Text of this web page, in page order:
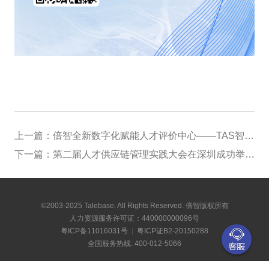
上一篇： 倍智全新数字化赋能人才评价中心——TAS智选7.0，正式发布！
下一篇： 第二届人才供应链管理实践大会在深圳成功举办！大咖云集，精彩纷呈！
©2003-2025 Talebase. All Rights Reserved. 倍智版权所有
人力资源服务许可证：440000000096号
粤ICP备11016031号
粤ICP证B2-20150288
全国服务热线: 400-012-5066